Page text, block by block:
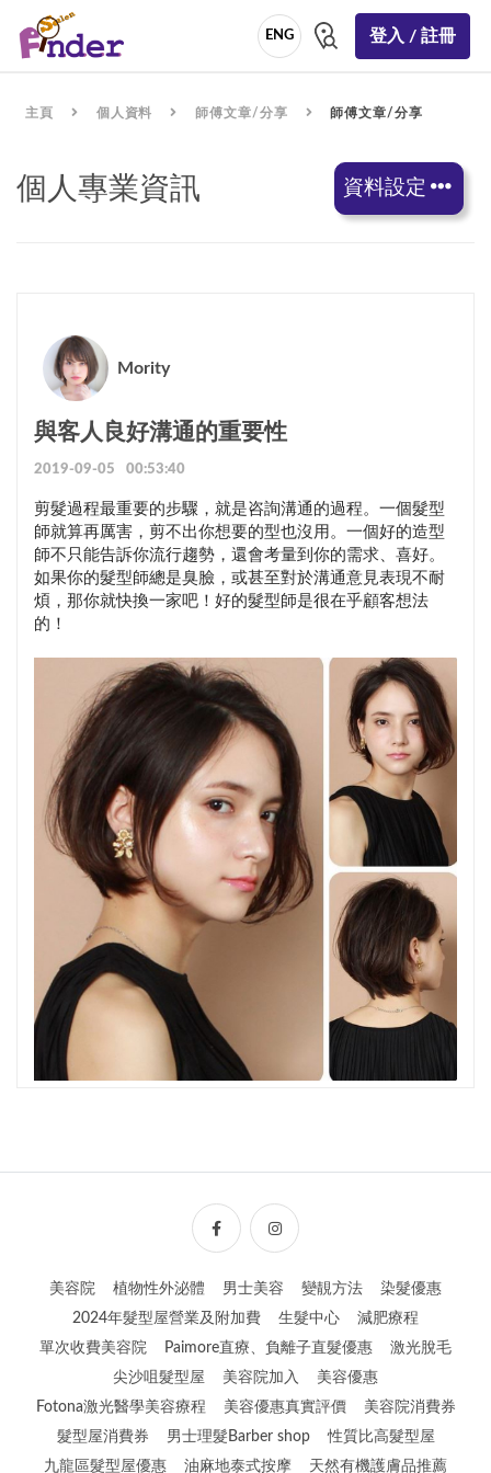
ENG 登入 / 註冊
主頁 個人資料 師傅文章/分享 師傅文章/分享
個人專業資訊 資料設定
Mority
與客人良好溝通的重要性
2019-09-05 00:53:40
剪髮過程最重要的步驟，就是咨詢溝通的過程。一個髮型
師就算再厲害，剪不出你想要的型也沒用。一個好的造型
師不只能告訴你流行趨勢，還會考量到你的需求、喜好。
如果你的髮型師總是臭臉，或甚至對於溝通意見表現不耐
煩，那你就快換一家吧！好的髮型師是很在乎顧客想法
的！
美容院 植物性外泌體 男士美容 變靚方法
染髮優惠
2024年髮型屋營業及附加費
生髮中心
減肥療程
單次收費美容院
Paimore直療、負離子直髮優惠
激光脫毛
尖沙咀髮型屋
美容院加入
美容優惠
Fotona激光醫學美容療程
美容優惠真實評價
美容院消費券
髮型屋消費券
男士理髮Barber shop
性質比高髮型屋
九龍區髮型屋優惠
油麻地泰式按摩 天然有機護膚品推薦